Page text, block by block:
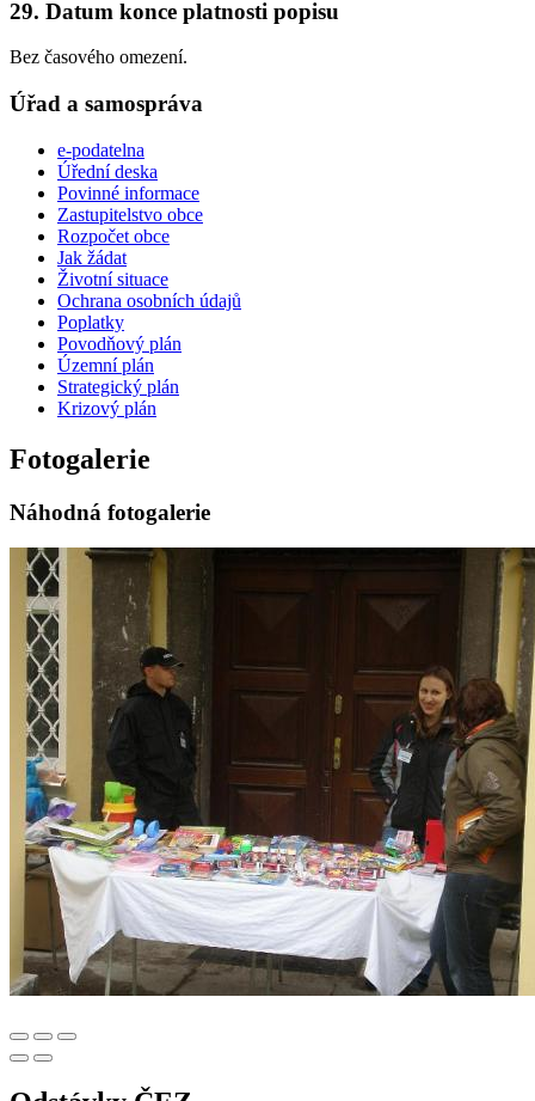
29. Datum konce platnosti popisu
Bez časového omezení.
Úřad a samospráva
e-podatelna
Úřední deska
Povinné informace
Zastupitelstvo obce
Rozpočet obce
Jak žádat
Životní situace
Ochrana osobních údajů
Poplatky
Povodňový plán
Územní plán
Strategický plán
Krizový plán
Fotogalerie
Náhodná fotogalerie